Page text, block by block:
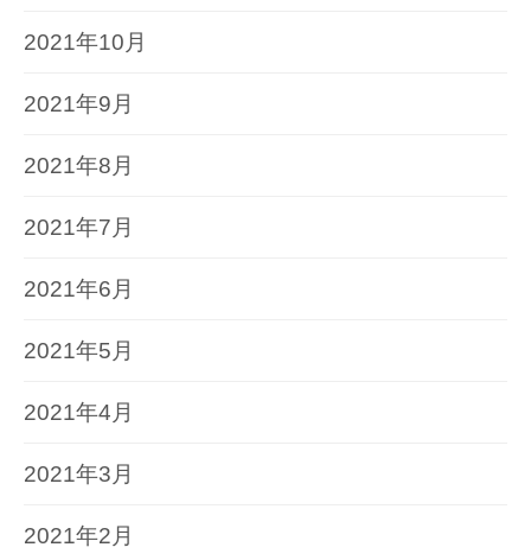
2021年10月
2021年9月
2021年8月
2021年7月
2021年6月
2021年5月
2021年4月
2021年3月
2021年2月